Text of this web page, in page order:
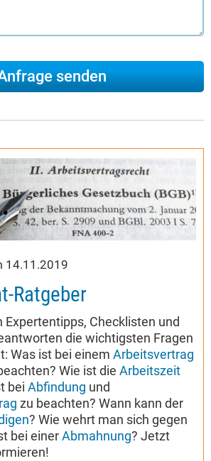
14.11.2019
Ratgeber
Expertentipps, Checklisten und
die wichtigsten Fragen
Was ist bei einem Arbeitsvertrag
Wie ist die Arbeitszeit
bei Abfindung und
zu beachten? Wann kann der
? Wie wehrt man sich gegen
bei einerAbmahnung? Jetzt